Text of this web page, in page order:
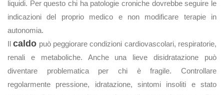
liquidi. Per questo chi ha patologie croniche dovrebbe seguire le
indicazioni del proprio medico e non modificare terapie in
autonomia.
Ilcaldo può peggiorare condizioni cardiovascolari, respiratorie,
renali e metaboliche. Anche una lieve disidratazione può
diventare problematica per chi è fragile. Controllare
regolarmente pressione, idratazione, sintomi insoliti e stato